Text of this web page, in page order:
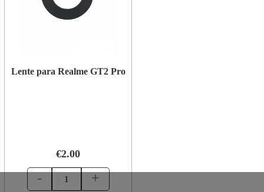
Lente para Realme GT2 Pro
€2.00
- +